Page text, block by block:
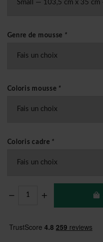
Genre de mousse *
Coloris mousse *
Coloris cadre *